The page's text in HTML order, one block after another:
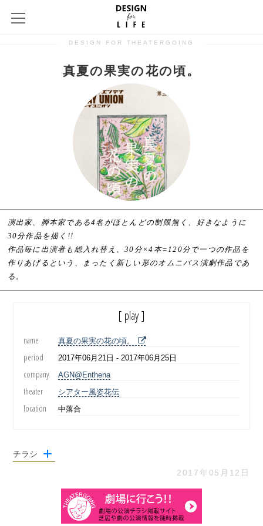
DESIGN FOR THEATERGOING
真夏の果実の花の頃。
演出家、脚本家である4名がほとんどの制限無く、好きなように
30分作品を描く!!
作品毎に出演者も総入れ替え、30分×4本=120分で一つの作品を
作りあげるという、まったく新しい形のオムニバス演劇作品であ
る。
[ play ]
name 真夏の果実の花の頃。
period 2017年06月21日 - 2017年06月25日
company AGN@Enthena
theater シアター風姿花伝
location 中落合
チラシ
2017年05月12日